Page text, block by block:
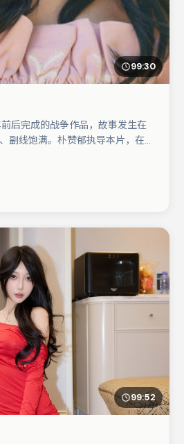
99:30
后完成的战争作品，故事发生在
副线饱满。朴赞郁执导本片，在场
皮尤、李光洁、张子枫等，角色动
台词与伏笔的观众。整体完成度较
99:52